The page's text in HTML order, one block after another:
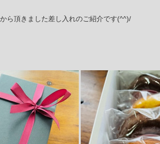
ら頂きました差し入れのご紹介です(^^)/